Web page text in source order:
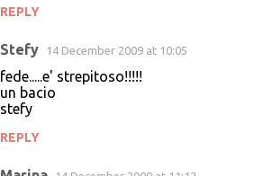
REPLY
Stefy 14 December 2009 at 10:05
fede.....e' strepitoso!!!!!
un bacio
stefy
REPLY